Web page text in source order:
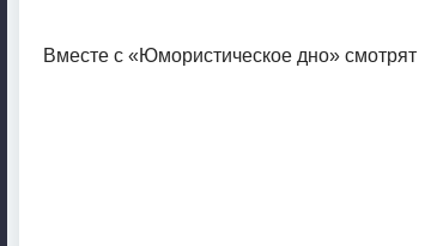
Вместе с «Юмористическое дно» смотрят